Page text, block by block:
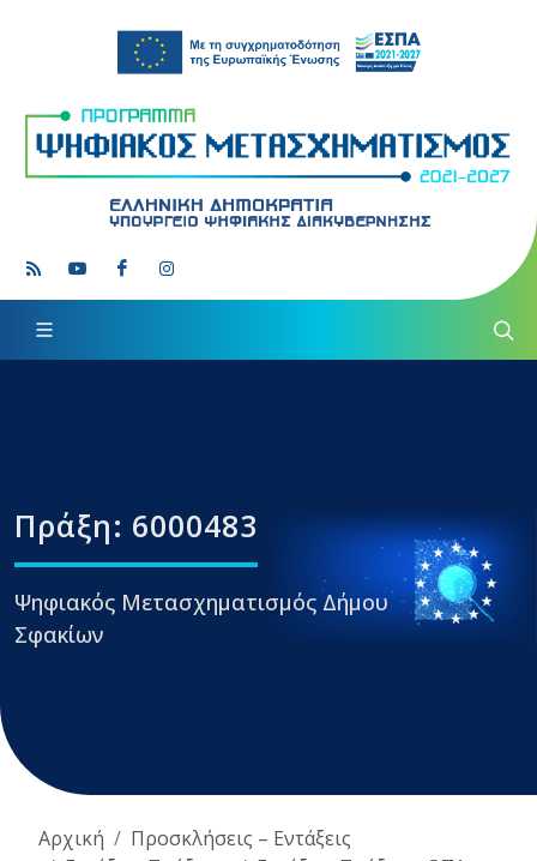
Πράξη: 6000483
Ψηφιακός Μετασχηματισμός Δήμου
Σφακίων
Αρχική
Προσκλήσεις – Εντάξεις